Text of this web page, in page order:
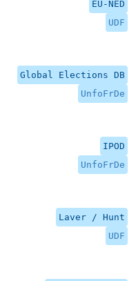
EU-NED
UDF
Global Elections DB
UnfoFrDe
IPOD
UnfoFrDe
Laver / Hunt
UDF